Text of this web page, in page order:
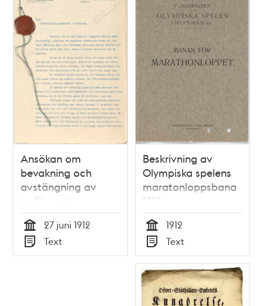
Ansökan om
bevakning och
avstängning av
trafik under
Olympiska spelens
maratonlopp 1912
Tid
27 juni 1912
Typ
Text
Beskrivning av
Olympiska spelens
maratonloppsbana
1912
Tid
1912
Typ
Text